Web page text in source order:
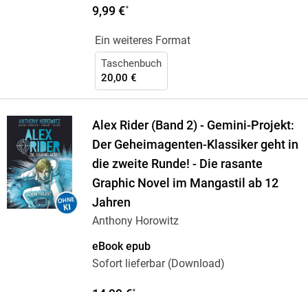
9,99 €*
Ein weiteres Format
Taschenbuch
20,00 €
Alex Rider (Band 2) - Gemini-Projekt:
Der Geheimagenten-Klassiker geht in
die zweite Runde! - Die rasante
Graphic Novel im Mangastil ab 12
Jahren
Anthony Horowitz
eBook epub
Sofort lieferbar (Download)